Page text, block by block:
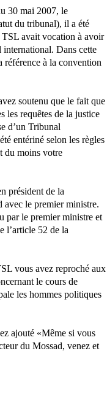
30 mai 2007, le
du tribunal), il a été
TSL avait vocation à avoir
Dans cette
à la convention
soutenu que le fait que
les requêtes de la justice
d’un Tribunal
entériné selon les règles
du moins votre
président de la
avec le premier ministre.
par le premier ministre et
l’article 52 de la
vous avez reproché aux
le cours de
les hommes politiques
ajouté «Même si vous
du Mossad, venez et